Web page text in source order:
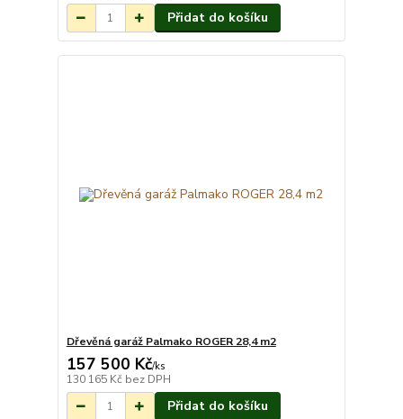
Přidat do košíku
Dřevěná garáž Palmako ROGER 28,4 m2
157 500 Kč/ks
130 165 Kč bez DPH
Přidat do košíku